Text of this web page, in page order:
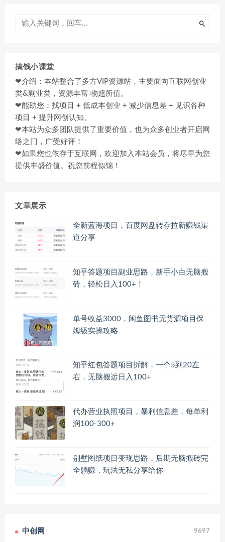
搞钱小课堂
❤介绍：本站整合了多方VIP资源站，主要面向互联网创业
类&副业类，资源丰富 物超所值。
❤能助您：找项目 + 低成本创业 + 减少信息差 + 见识各种
项目 + 提升网创认知。
❤本站为众多团队提供了重要价值，也为众多创业者开启网
络之门，广受好评！
❤如果您也依存于互联网，欢迎加入本站会员，将尽早为您
提供丰盛价值。祝您前程似锦！
文章展示
全新蓝海项目，百度网盘转存拉新赚钱渠
道分享
知乎答题项目副业思路，新手小白无脑搬
砖，轻松日入100+！
单号收益3000，闲鱼图书无货源项目保
姆级实操攻略
知乎红包答题项目拆解，一个5到20左
右，无脑搬运日入100+
代办营业执照项目，暴利信息差，每单利
润100-300+
别墅图纸项目变现思路，后期无脑搬砖完
全躺赚，玩法无私分享给你
中创网 9697